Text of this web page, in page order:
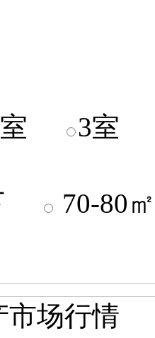
室
3室
70-
市场行情